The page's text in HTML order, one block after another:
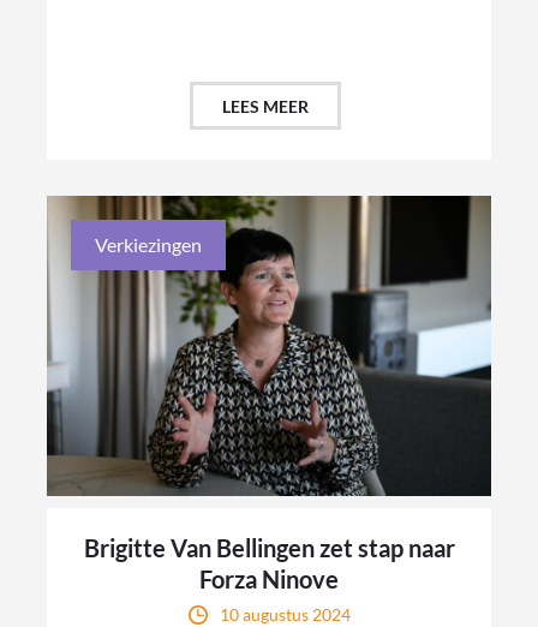
LEES MEER
Verkiezingen
Brigitte Van Bellingen zet stap naar
Forza Ninove
10 augustus 2024